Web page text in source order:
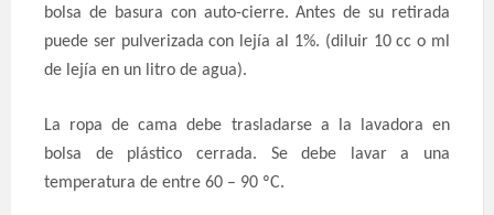
bolsa de basura con auto-cierre. Antes de su retirada
puede ser pulverizada con lejía al 1%. (diluir 10 cc o ml
de lejía en un litro de agua).
La ropa de cama debe trasladarse a la lavadora en
bolsa de plástico cerrada. Se debe lavar a una
temperatura de entre 60 – 90 ºC.